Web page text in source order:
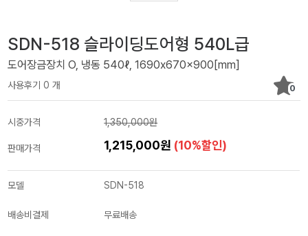
SDN-518 슬라이딩도어형 540L급
도어장금장치 O, 냉동 540ℓ, 1690x670x900[mm]
사용후기 0 개 0
시중가격 1,350,000원
판매가격 1,215,000원 (10%할인)
모델 SDN-518
배송비결제 무료배송